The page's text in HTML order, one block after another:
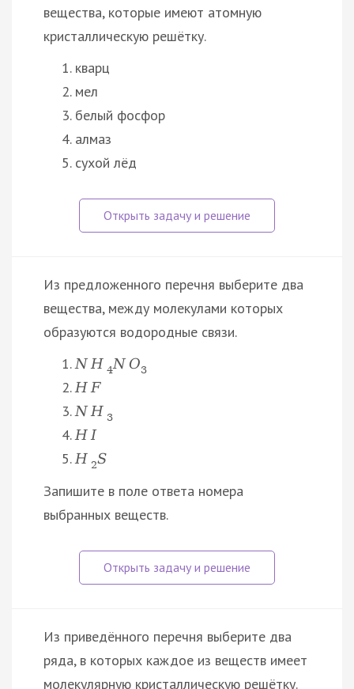
вещества, которые имеют атомную
кристаллическую решётку.
кварц
мел
белый фосфор
алмаз
сухой лёд
Из предложенного перечня выберите два
вещества, между молекулами которых
образуются водородные связи.
N H 4N O3
H F
N H 3
HI
H 2S
Запишите в поле ответа номера
выбранных веществ.
Из приведённого перечня выберите два
ряда, в которых каждое из веществ имеет
молекулярную кристаллическую решётку.